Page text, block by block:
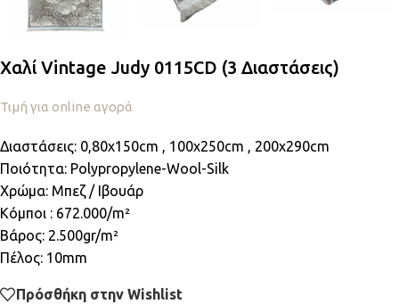
Χαλί Vintage Judy 0115CD (3 Διαστάσεις)
Τιμή για online αγορά
Διαστάσεις: 0,80x150cm , 100x250cm , 200x290cm
Ποιότητα: Polypropylene-Wool-Silk
Xρώμα: Μπεζ / Ιβουάρ
Κόμποι : 672.000/m²
Βάρος: 2.500gr/m²
Πέλος: 10mm
Πρόσθήκη στην Wishlist